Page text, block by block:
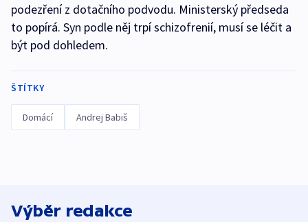
podezření z dotačního podvodu. Ministerský předseda
to popírá. Syn podle něj trpí schizofrenií, musí se léčit a
být pod dohledem.
ŠTÍTKY
Domácí Andrej Babiš
Výběr redakce